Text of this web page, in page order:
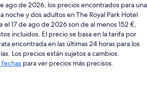
ago de 2026, los precios encontrados para una
noche y dos adultos en The Royal Park Hotel
el 17 de ago de 2026 son de al menos 152 €,
incluidos. El precio se basa en la tarifa por
encontrada en las últimas 24 horas para los
Los precios están sujetos a cambios.
fechas para ver precios más precisos.